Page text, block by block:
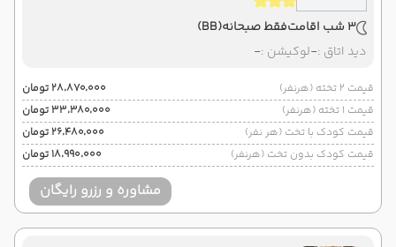
3 شب اقامت فقط صبحانه(BB)
دید اتاق :-لوکیشن :-
قیمت 2 تخته (هرنفر)
۲۸٬۸۷۰٬۰۰۰ تومان
قیمت 1 تخته (هرنفر)
۳۳٬۳۸۰٬۰۰۰ تومان
قیمت کودک با تخت (هر نفر)
۲۶٬۴۸۰٬۰۰۰ تومان
قیمت کودک بدون تخت (هرنفر)
۱۸٬۹۹۰٬۰۰۰ تومان
مشاوره و رزرو رایگان